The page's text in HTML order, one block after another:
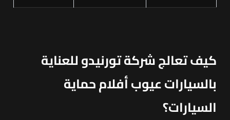
كيف تعالج شركة تورنيدو للعناية
بالسيارات عيوب أفلام حماية
السيارات؟